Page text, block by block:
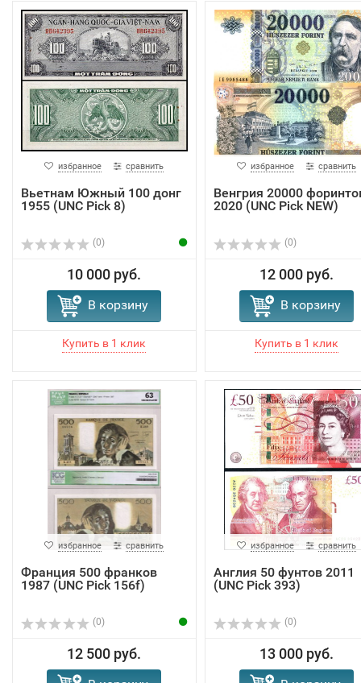
избранное сравнить
Вьетнам Южный 100 донг
1955 (UNC Pick 8)
(0)
10 000 руб.
В корзину
избранное сравнить
Венгрия 20000
2020 (UNC Pick NEW)
(0)
12 000 руб.
В корзину
избранное сравнить
Франция 500 франков
1987 (UNC Pick 156f)
(0)
12 500 руб.
избранное сравнить
Англия 50 фунтов 2011
(UNC Pick 393)
(0)
13 000 руб.